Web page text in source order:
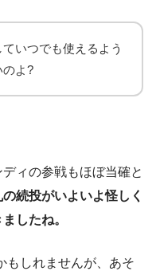
いつでも使えるよう
のよ?
ィの参戦もほぼ当確と
続投がいよいよ怪しく
したね。
もしれませんが、あそ